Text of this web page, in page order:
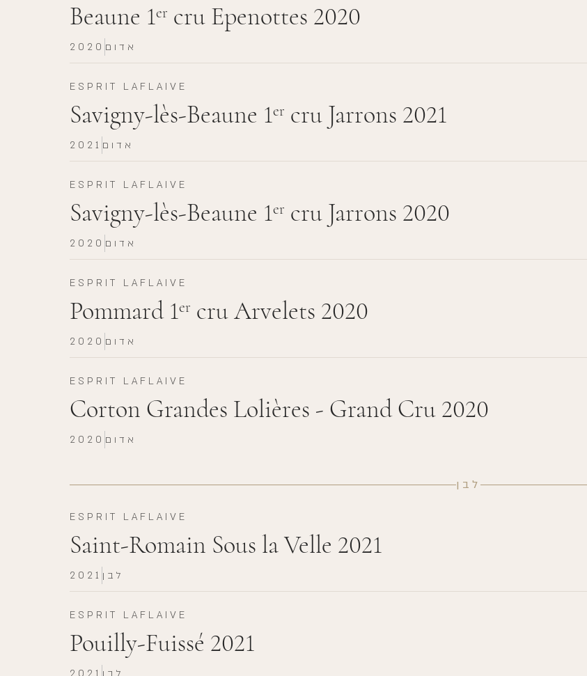
Beaune 1er cru Epenottes 2020
2020 אדום
ESPRIT LAFLAIVE
Savigny-lès-Beaune 1er cru Jarrons 2021
2021 אדום
ESPRIT LAFLAIVE
Savigny-lès-Beaune 1er cru Jarrons 2020
2020 אדום
ESPRIT LAFLAIVE
Pommard 1er cru Arvelets 2020
2020 אדום
ESPRIT LAFLAIVE
Corton Grandes Lolières - Grand Cru 2020
2020 אדום
לבן
ESPRIT LAFLAIVE
Saint-Romain Sous la Velle 2021
2021 לבן
ESPRIT LAFLAIVE
Pouilly-Fuissé 2021